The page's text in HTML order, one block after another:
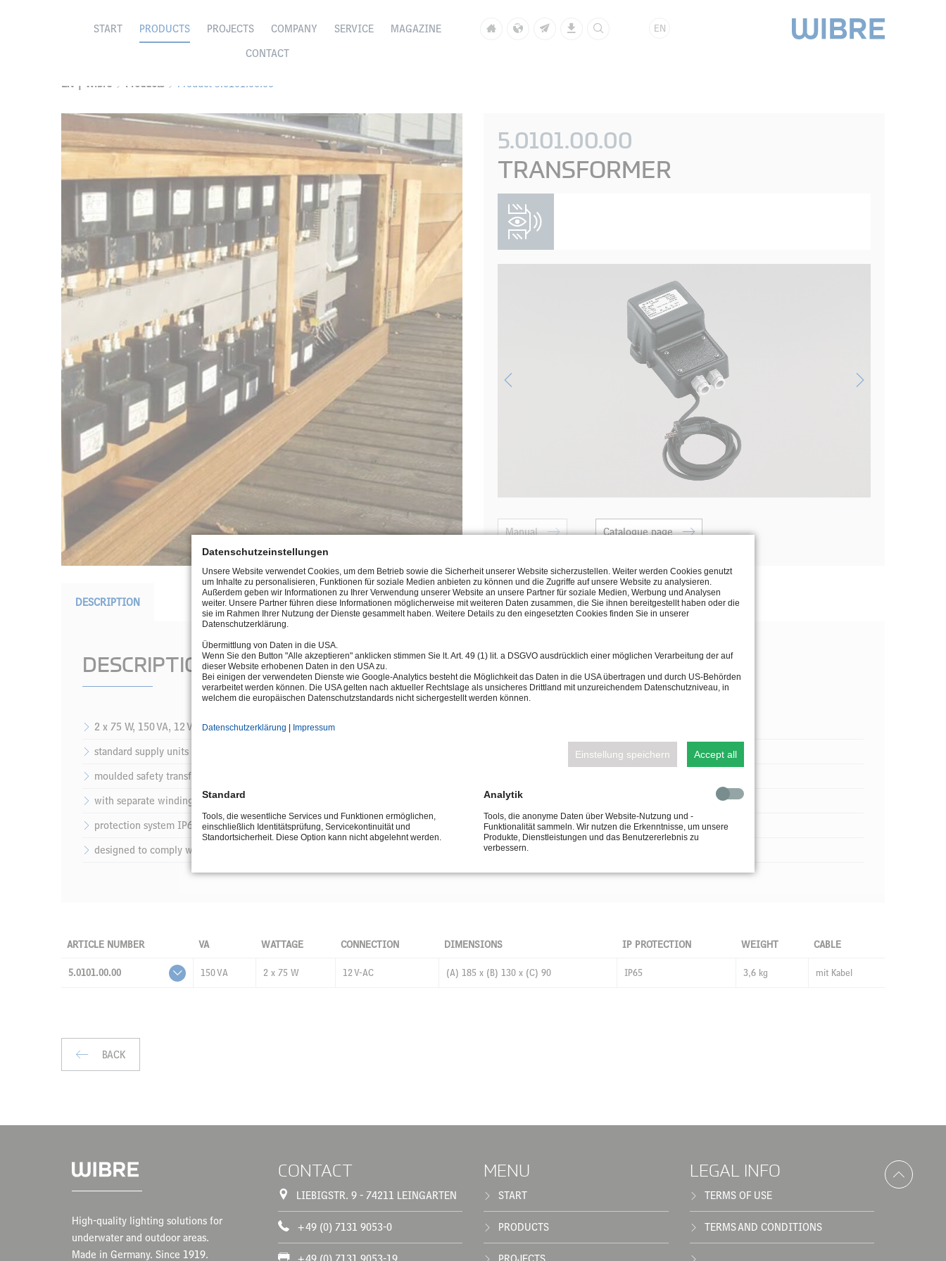
START PRODUCTS PROJECTS COMPANY SERVICE
MAGAZINE
CONTACT
EN
EN | Wibre Products Product 5.0101.00.00
5.0101.00.00
TRANSFORMER
Manual Catalogue page
DESCRIPTION
DESCRIPTION
2 x 75 W, 150 VA, 12 V-AC
standard supply units for the operation of underwater lights
moulded safety transformers
with separate windings
protection system IP65
designed to comply with contamination class P2
ARTICLE NUMBER VA WATTAGE CONNECTION DIMENSIONS IP PROTECTION WEIGHT CABLE
5.0101.00.00 150 VA 2 x 75 W 12 V-AC (A) 185 x (B) 130 x (C) 90 IP65 3,6 kg mit Kabel
BACK
High-quality lighting solutions for
underwater and outdoor areas.
Made in Germany. Since 1919.
CONTACT
LIEBIGSTR. 9 - 74211 LEINGARTEN
+49 (0) 7131 9053-0
MENU
START
PRODUCTS
LEGAL INFO
TERMS OF USE
TERMS AND CONDITIONS
Datenschutzeinstellungen
Unsere Website verwendet Cookies, um dem Betrieb sowie die Sicherheit unserer Website sicherzustellen. Weiter werden Cookies genutzt
um Inhalte zu personalisieren, Funktionen für soziale Medien anbieten zu können und die Zugriffe auf unsere Website zu analysieren.
Außerdem geben wir Informationen zu Ihrer Verwendung unserer Website an unsere Partner für soziale Medien, Werbung und Analysen
weiter. Unsere Partner führen diese Informationen möglicherweise mit weiteren Daten zusammen, die Sie ihnen bereitgestellt haben oder die
sie im Rahmen Ihrer Nutzung der Dienste gesammelt haben. Weitere Details zu den eingesetzten Cookies finden Sie in unserer
Datenschutzerklärung.
Übermittlung von Daten in die USA.
Wenn Sie den Button "Alle akzeptieren" anklicken stimmen Sie lt. Art. 49 (1) lit. a DSGVO ausdrücklich einer möglichen Verarbeitung der auf
dieser Website erhobenen Daten in den USA zu.
Bei einigen der verwendeten Dienste wie Google-Analytics besteht die Möglichkeit das Daten in die USA übertragen und durch US-Behörden
verarbeitet werden können. Die USA gelten nach aktueller Rechtslage als unsicheres Drittland mit unzureichendem Datenschutzniveau, in
welchem die europäischen Datenschutzstandards nicht sichergestellt werden können.
Datenschutzerklärung Impressum
Einstellung speichern Accept all
Standard
Tools, die wesentliche Services und Funktionen ermöglichen,
einschließlich Identitätsprüfung, Servicekontinuität und
Standortsicherheit. Diese Option kann nicht abgelehnt werden.
Analytik
Tools, die anonyme Daten über Website-Nutzung und -
Funktionalität sammeln. Wir nutzen die Erkenntnisse, um unsere
Produkte, Dienstleistungen und das Benutzererlebnis zu
verbessern.